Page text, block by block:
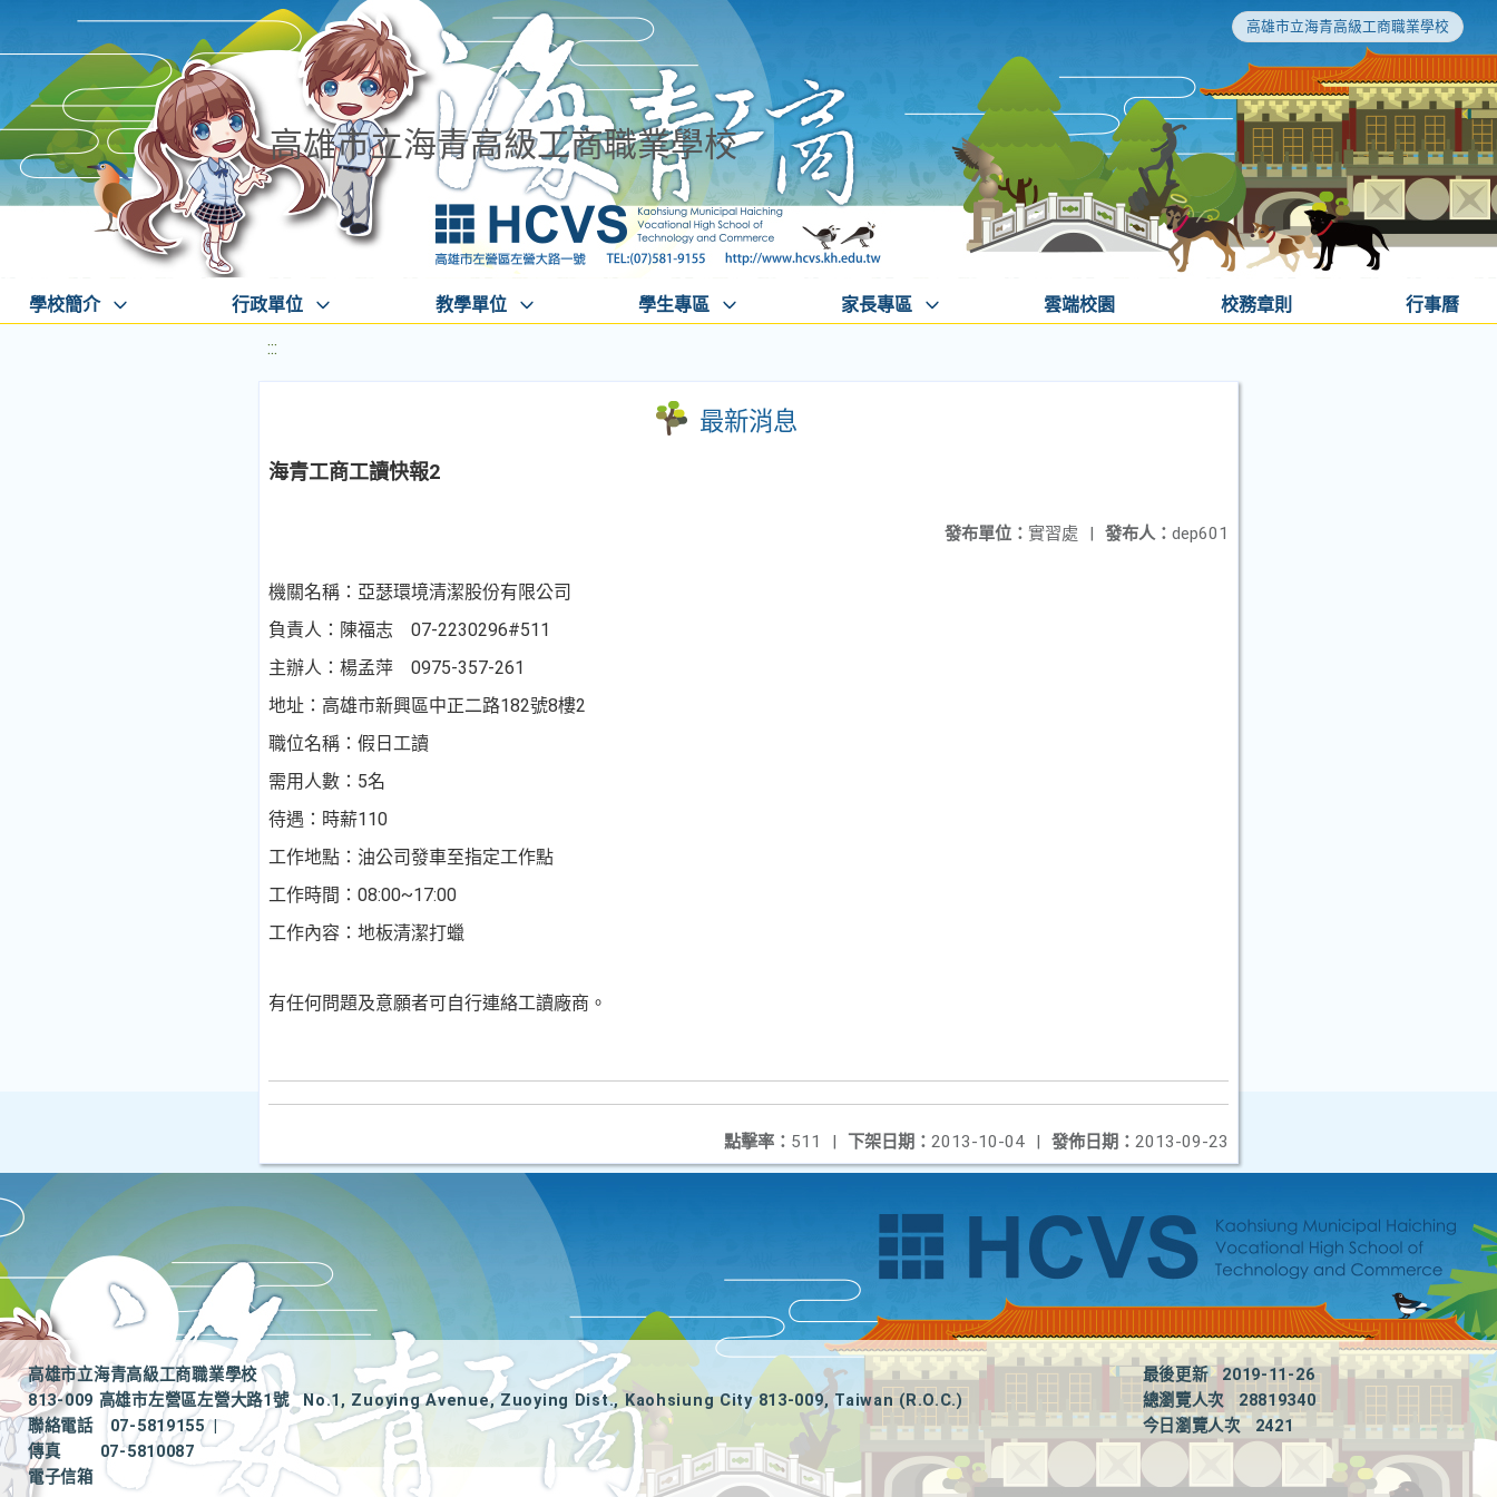
高雄市立海青高級工商職業學校
高雄市立海青高級工商職業學校
學校簡介 行政單位 教學單位 學生專區 家長專區 雲端校園 校務章則 行事曆
:::
最新消息
海青工商工讀快報2
發布人： dep601
發布單位： 實習處 |
機關名稱：亞瑟環境清潔股份有限公司
負責人：陳福志 07-2230296#511
主辦人：楊孟萍 0975-357-261
地址：高雄市新興區中正二路182號8樓2
職位名稱：假日工讀
需用人數：5名
待遇：時薪110
工作地點：油公司發車至指定工作點
工作時間：08:00~17:00
工作內容：地板清潔打蠟
有任何問題及意願者可自行連絡工讀廠商。
發佈日期： 2013-09-23
下架日期： 2013-10-04 |
點擊率： 511 |
高雄市立海青高級工商職業學校
813-009 高雄市左營區左營大路1號
No.1, Zuoying Avenue, Zuoying Dist., Kaohsiung City 813-009, Taiwan (R.O.C.)
聯絡電話
07-5819155
|
傳真
07-5810087
電子信箱
最後更新
2019-11-26
總瀏覽人次
28819340
今日瀏覽人次
2421